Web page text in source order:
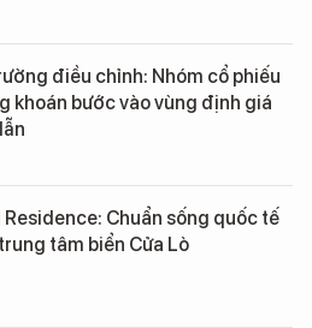
điều chỉnh: Nhóm cổ phiếu
khoán bước vào vùng định giá
Residence: Chuẩn sống quốc tế
tâm biển Cửa Lò